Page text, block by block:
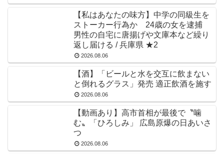
【私はあなたの味方】中学の同級生を
ストーカー行為か 24歳の女を逮捕
男性の自宅に唐揚げや文庫本など繰り
返し届ける / 兵庫県 ★2
2026.08.06
【酒】「ビールと水を交互に飲まない
と倒れるグラス」発売 適正飲酒を施す
2026.08.06
【動画あり】高市首相が最後で〝噛
む〟「ひろしみ」 広島原爆の日あいさ
つ
2026.08.06